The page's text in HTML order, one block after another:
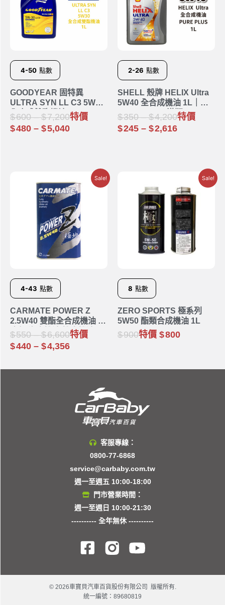
4-50 點數
GOODYEAR 固特異
ULTRA SYN LL C3 5W30
全合成雙酯機油 1L
600– 7,200特價
480 – 5,040
2-26 點數
SHELL 殼牌 HELIX Ultra
5W40 全合成機油 1L｜
PURE PLUS 港版
350– 4,200特價
245 – 2,616
Sale!
4-43 點數
CARMATE POWER Z
2.5W40 雙酯全合成機油 |
酯類 汽車機油 機車機油
550– 6,600特價
440 – 4,356
Sale!
8 點數
ZERO SPORTS 極系列
5W50 酯類合成機油 1L
900特價 800
客服專線：
0800-77-6868
service@carbaby.com.tw
週一至週五 10:00-18:00
門市營業時間：
週一至週日 10:00-21:30
---------- 全年無休 ----------
© 2026車寶貝汽車百貨股份有限公司 版權所有.
統一編號：89680819